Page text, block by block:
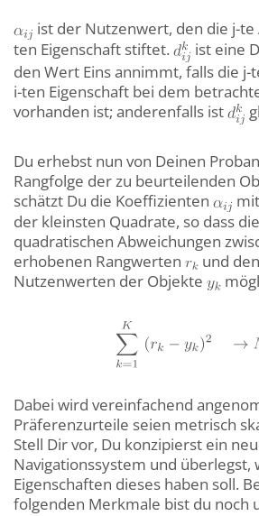
ist der Nutzenwert, den die j-te
ten Eigenschaft stiftet.
ist eine
den Wert Eins annimmt, falls die j-
i-ten Eigenschaft bei dem
vorhanden ist; anderenfalls ist
Du erhebst nun von Deinen
Rangfolge der zu beurteilenden
schätzt Du die Koeffizienten
der kleinsten Quadrate, so dass
quadratischen Abweichungen
erhobenen Rangwerten
und
Nutzenwerten der Objekte
Dabei wird vereinfachend
Präferenzurteile seien metrisch
Stell Dir vor, Du konzipierst ein
Navigationssystem und überlegst,
Eigenschaften dieses haben soll.
folgenden Merkmale bist du noch